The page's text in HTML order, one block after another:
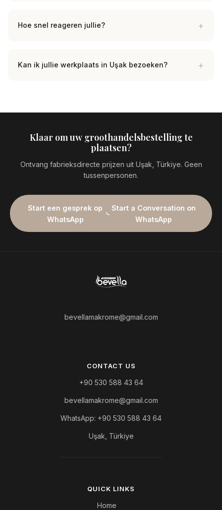
Hoe snel reageren jullie?
Kan ik jullie werkplaats in Uşak bezoeken?
Klaar om uw groothandelsbestelling te
plaatsen?
Ontvang fabrieksdirecte prijzen uit Uşak, Türkiye. Geen
tussenpersonen.
Start een gesprek op
WhatsApp
Start a Conversation on
WhatsApp
bevellamakrome@gmail.com
CONTACT US
+90 530 588 43 64
bevellamakrome@gmail.com
WhatsApp: +90 530 588 43 64
Uşak, Türkiye
QUICK LINKS
Home